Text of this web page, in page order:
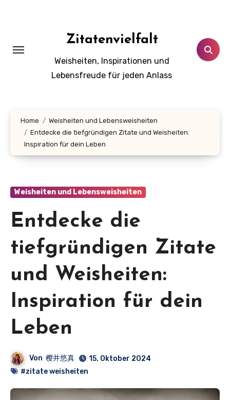
Zitatenvielfalt
Weisheiten, Inspirationen und
Lebensfreude für jeden Anlass
Home
Weisheiten und Lebensweisheiten
Entdecke die tiefgründigen Zitate und Weisheiten:
Inspiration für dein Leben
Weisheiten und Lebensweisheiten
Entdecke die
tiefgründigen Zitate
und Weisheiten:
Inspiration für dein
Leben
Von 樱井悠真
15. Oktober 2024
#zitate weisheiten